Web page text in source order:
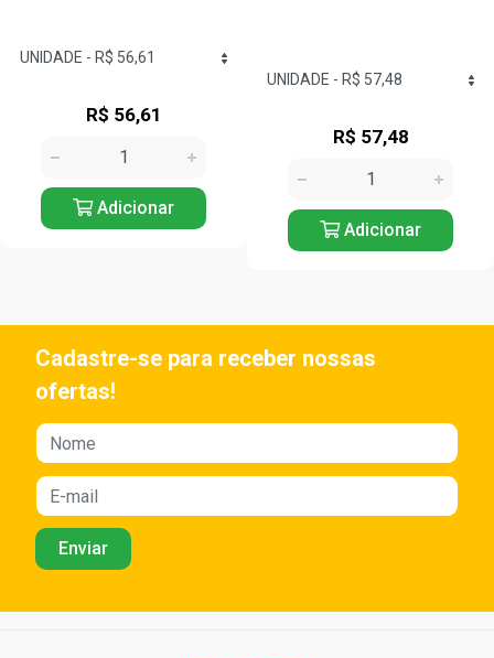
R$ 56,61
Adicionar
R$ 57,48
Adicionar
Cadastre-se para receber nossas
ofertas!